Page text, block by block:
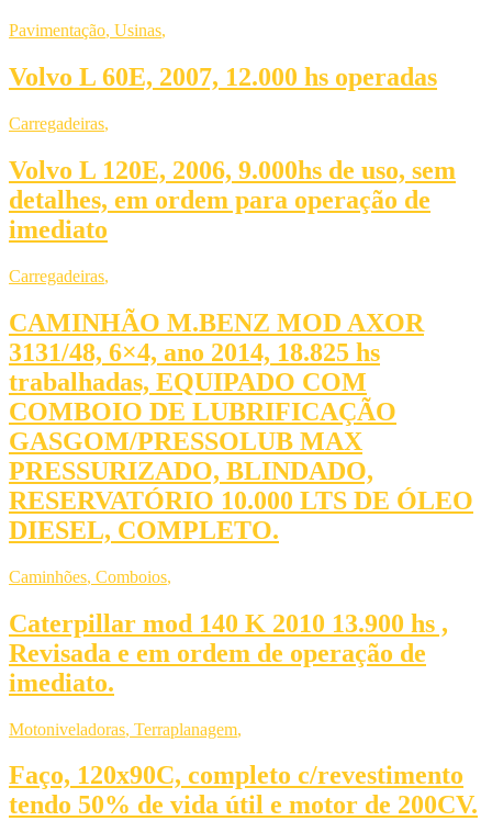
Pavimentação, Usinas,
Volvo L 60E, 2007, 12.000 hs operadas
Carregadeiras,
Volvo L 120E, 2006, 9.000hs de uso, sem
detalhes, em ordem para operação de
imediato
Carregadeiras,
CAMINHÃO M.BENZ MOD AXOR
3131/48, 6×4, ano 2014, 18.825 hs
trabalhadas, EQUIPADO COM
COMBOIO DE LUBRIFICAÇÃO
GASGOM/PRESSOLUB MAX
PRESSURIZADO, BLINDADO,
RESERVATÓRIO 10.000 LTS DE ÓLEO
DIESEL, COMPLETO.
Caminhões, Comboios,
Caterpillar mod 140 K 2010 13.900 hs ,
Revisada e em ordem de operação de
imediato.
Motoniveladoras, Terraplanagem,
Faço, 120x90C, completo c/revestimento
tendo 50% de vida útil e motor de 200CV.